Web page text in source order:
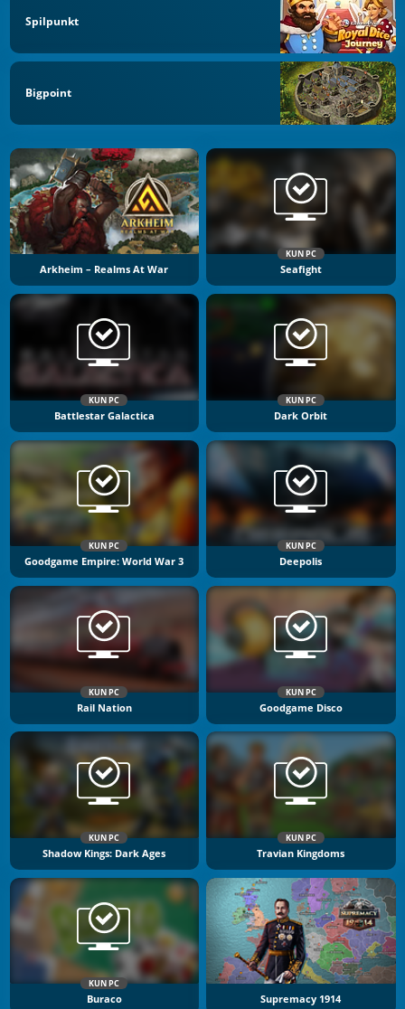
Spilpunkt
Bigpoint
Arkheim – Realms At War
KUN PC
Seafight
KUN PC
Battlestar Galactica
KUN PC
Dark Orbit
KUN PC
Goodgame Empire: World War 3
KUN PC
Deepolis
KUN PC
Rail Nation
KUN PC
Goodgame Disco
KUN PC
Shadow Kings: Dark Ages
KUN PC
Travian Kingdoms
KUN PC
Buraco Supremacy 1914